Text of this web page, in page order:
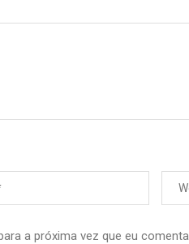
a próxima vez que eu